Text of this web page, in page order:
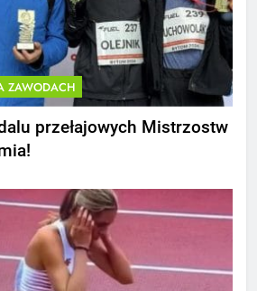
ZAWODACH
przełajowych Mistrzostw